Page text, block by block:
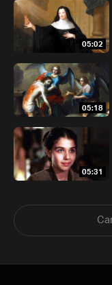
05:02
05:18
05:31